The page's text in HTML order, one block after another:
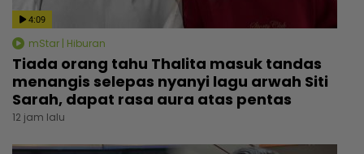
4:09
mStar | Hiburan
Tiada orang tahu Thalita masuk tandas
menangis selepas nyanyi lagu arwah Siti
Sarah, dapat rasa aura atas pentas
12 jam lalu